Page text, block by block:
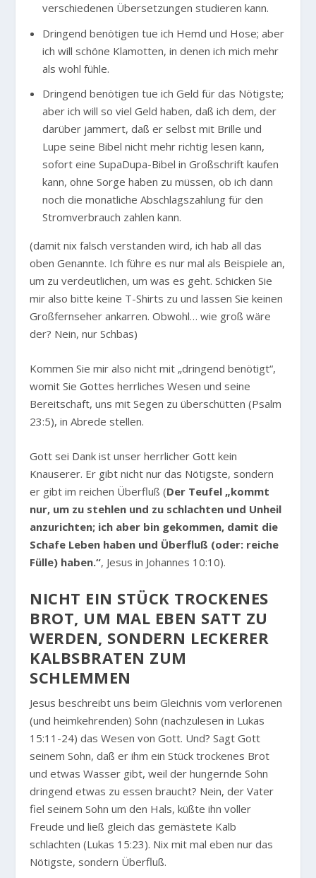
verschiedenen Übersetzungen studieren kann.
Dringend benötigen tue ich Hemd und Hose; aber
ich will schöne Klamotten, in denen ich mich mehr
als wohl fühle.
Dringend benötigen tue ich Geld für das Nötigste;
aber ich will so viel Geld haben, daß ich dem, der
darüber jammert, daß er selbst mit Brille und
Lupe seine Bibel nicht mehr richtig lesen kann,
sofort eine SupaDupa-Bibel in Großschrift kaufen
kann, ohne Sorge haben zu müssen, ob ich dann
noch die monatliche Abschlagszahlung für den
Stromverbrauch zahlen kann.
(damit nix falsch verstanden wird, ich hab all das
oben Genannte. Ich führe es nur mal als Beispiele an,
um zu verdeutlichen, um was es geht. Schicken Sie
mir also bitte keine T-Shirts zu und lassen Sie keinen
Großfernseher ankarren. Obwohl… wie groß wäre
der? Nein, nur Schbas)
Kommen Sie mir also nicht mit „dringend benötigt“,
womit Sie Gottes herrliches Wesen und seine
Bereitschaft, uns mit Segen zu überschütten (Psalm
23:5), in Abrede stellen.
Gott sei Dank ist unser herrlicher Gott kein
Knauserer. Er gibt nicht nur das Nötigste, sondern
er gibt im reichen Überfluß (Der Teufel „kommt
nur, um zu stehlen und zu schlachten und Unheil
anzurichten; ich aber bin gekommen, damit die
Schafe Leben haben und Überfluß (oder: reiche
Fülle) haben.“, Jesus in Johannes 10:10).
NICHT EIN STÜCK TROCKENES
BROT, UM MAL EBEN SATT ZU
WERDEN, SONDERN LECKERER
KALBSBRATEN ZUM
SCHLEMMEN
Jesus beschreibt uns beim Gleichnis vom verlorenen
(und heimkehrenden) Sohn (nachzulesen in Lukas
15:11-24) das Wesen von Gott. Und? Sagt Gott
seinem Sohn, daß er ihm ein Stück trockenes Brot
und etwas Wasser gibt, weil der hungernde Sohn
dringend etwas zu essen braucht? Nein, der Vater
fiel seinem Sohn um den Hals, küßte ihn voller
Freude und ließ gleich das gemästete Kalb
schlachten (Lukas 15:23). Nix mit mal eben nur das
Nötigste, sondern Überfluß.